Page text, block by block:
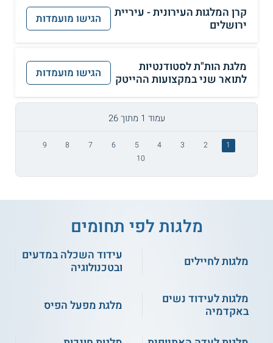
קרן המלגות העירונית - עיריית
ירושלים
הגישו מועמדות
מלגת הות"ת לסטודנטיות
לתואר שני במקצועות ההייטק
הגישו מועמדות
עמוד 1 מתוך 26
1
2
3
4
5
6
7
8
9
10
מלגות לפי תחומים
מלגות לחיילים
עידוד השכלה במדעים
ובטכנולוגיה
מלגות לעידוד נשים
באקדמיה
מלגת מפעל הפיס